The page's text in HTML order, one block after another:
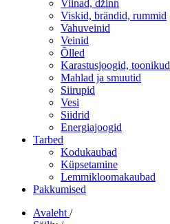
Viinad, džinn
Viskid, brändid, rummid
Vahuveinid
Veinid
Õlled
Karastusjoogid, toonikud
Mahlad ja smuutid
Siirupid
Vesi
Siidrid
Energiajoogid
Tarbed
Kodukaubad
Küpsetamine
Lemmikloomakaubad
Pakkumised
Avaleht /